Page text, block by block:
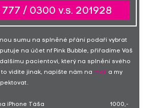
/ 0300 v.s. 201928
sumu na splněné přání podaří vybrat
na účet nf Pink Bubble, přiřadíme Váš
pacientovi, který na splnění svého
vidíte jinak, napište nám na mail
a my
iPhone Táša
1000,-